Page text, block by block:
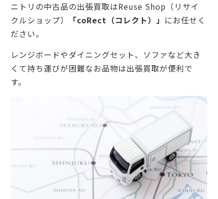
ニトリの中古品の出張買取はReuse Shop（リサイ
クルショップ）
「coRect（コレクト）」 にお任せく
ださい。
レンジボードやダイニングセット、ソファなど大き
くて持ち運びが困難なお品物は出張買取が便利で
す。